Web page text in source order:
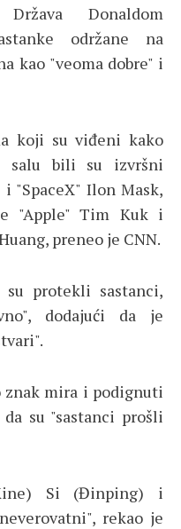
Donaldom
održane na
kao "veoma dobre" i
koji su viđeni kako
salu bili su izvršni
"SpaceX" Ilon Mask,
"Apple" Tim Kuk i
preneo je CNN.
protekli sastanci,
dodajući da je
znak mira i podignuti
su "sastanci prošli
Si (Đinping) i
rekao je